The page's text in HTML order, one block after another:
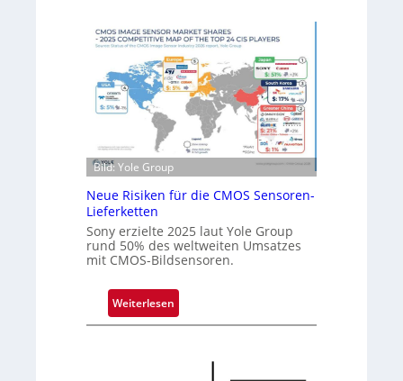
z
w
e
t
I
n
s
i
t
u
t
s
l
i
m
a
c
n
e
u
t
c
h
a
n
Bild: Yole Group
Neue Risiken für die CMOS Sensoren-
Lieferketten
Sony erzielte 2025 laut Yole Group
rund 50% des weltweiten Umsatzes
mit CMOS-Bildsensoren.
Weiterlesen:
N